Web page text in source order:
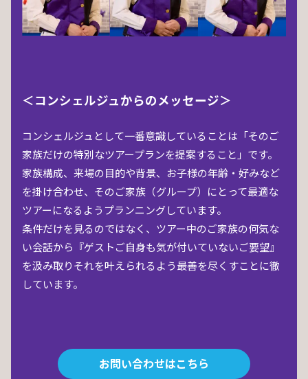
＜コンシェルジュからのメッセージ＞
コンシェルジュとして一番意識していることは「そのご
家族だけの特別なツアープランを提案すること」です。
家族構成、来場の目的や背景、お子様の年齢・好みなど
を掛け合わせ、そのご家族（グループ）にとって最適な
ツアーになるようプランニングしています。
条件だけを見るのではなく、ツアー中のご家族の何気な
い会話から『ゲストご自身も気が付いていないご要望』
を汲み取りそれを叶えられるよう最善を尽くすことに徹
しています。
お問い合わせはこちら